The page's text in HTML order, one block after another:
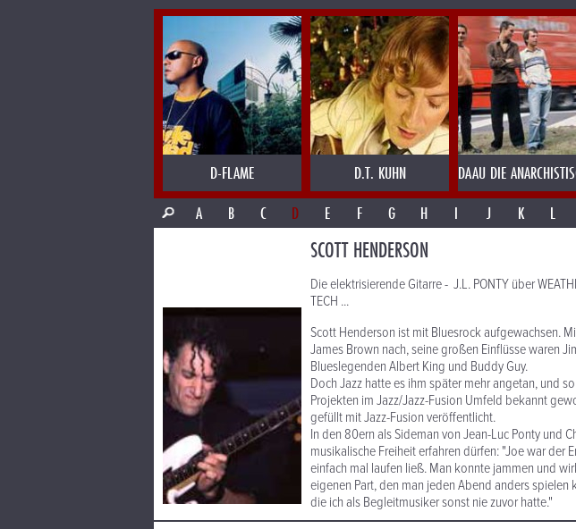
D-FLAME D.T. KUHN DAAU DIE
A
B C D E F G H I J K L
SCOTT HENDERSON
Die elektrisierende Gitarre - J.L. PONTY über
TECH ...
Scott Henderson ist mit Bluesrock aufgewachsen.
James Brown nach, seine großen Einflüsse waren
Blueslegenden Albert King und Buddy Guy.
Doch Jazz hatte es ihm später mehr angetan, und
Projekten im Jazz/Jazz-Fusion Umfeld bekannt
gefüllt mit Jazz-Fusion veröffentlicht.
In den 80ern als Sideman von Jean-Luc Ponty und
musikalische Freiheit erfahren dürfen: "Joe war der
einfach mal laufen ließ. Man konnte jammen und
eigenen Part, den man jeden Abend anders
die ich als Begleitmusiker sonst nie zuvor hatte."